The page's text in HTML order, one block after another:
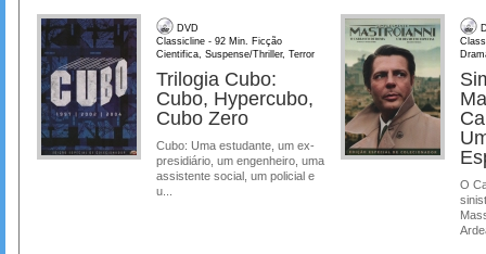
DVD
Classicline - 92 Min. Ficção
Cientifica, Suspense/Thriller, Terror
Trilogia Cubo:
Cubo, Hypercubo,
Cubo Zero
Cubo: Uma estudante, um ex-
presidiário, um engenheiro, uma
assistente social, um policial e
u...
O